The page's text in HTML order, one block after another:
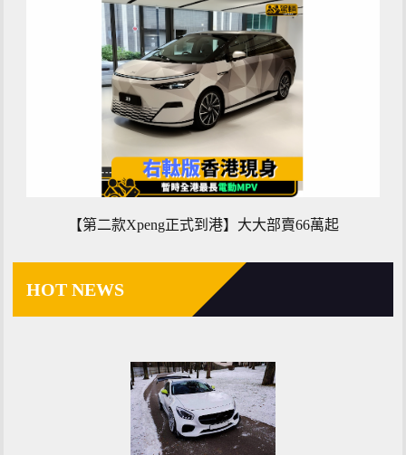
【第二款Xpeng正式到港】大大部賣66萬起
HOT NEWS